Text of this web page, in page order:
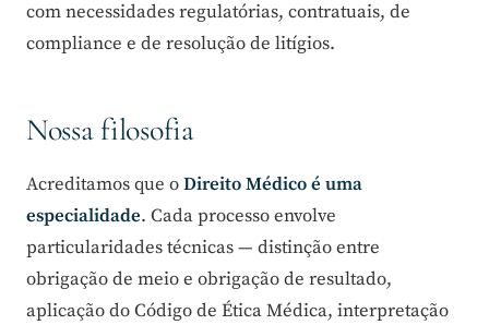
com necessidades regulatórias, contratuais, de
compliance e de resolução de litígios.
Nossa filosofia
Acreditamos que oDireito Médico é uma
especialidade. Cada processo envolve
particularidades técnicas — distinção entre
obrigação de meio e obrigação de resultado,
aplicação do Código de Ética Médica, interpretação